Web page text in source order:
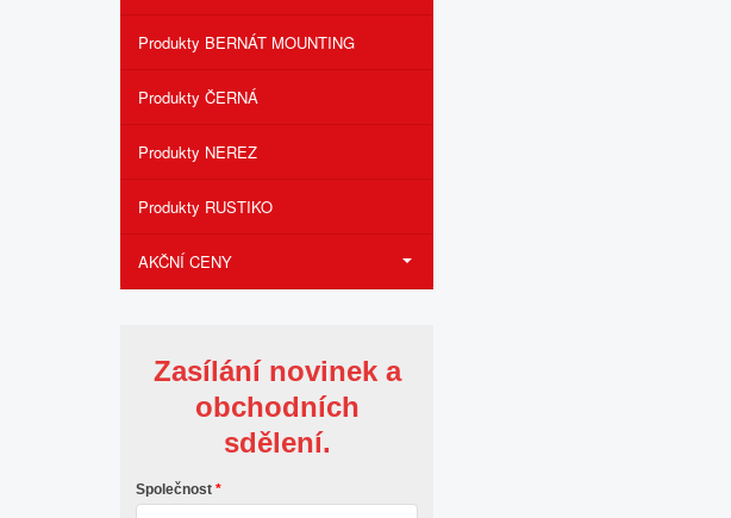
Produkty BERNÁT MOUNTING
Produkty ČERNÁ
Produkty NEREZ
Produkty RUSTIKO
AKČNÍ CENY
Zasílání novinek a
obchodních
sdělení.
Společnost